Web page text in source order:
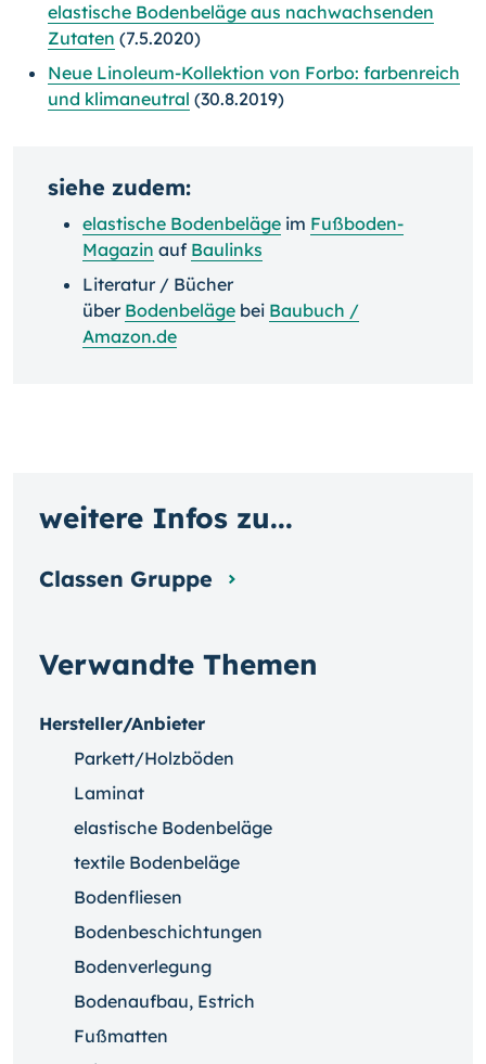
elastische Bodenbeläge aus nachwachsenden
Zutaten (7.5.2020)
Neue Linoleum-Kollektion von Forbo: farbenreich
und klimaneutral (30.8.2019)
siehe zudem:
elastische Bodenbeläge im Fußboden-
Magazin auf Baulinks
Literatur / Bücher
über Bodenbeläge bei Baubuch /
Amazon.de
Verwandte Themen
Hersteller/Anbieter
Parkett/Holzböden
Laminat
elastische Bodenbeläge
textile Bodenbeläge
Bodenfliesen
Bodenbeschichtungen
Bodenverlegung
Bodenaufbau, Estrich
Fußmatten
weitere Infos zu...
Classen Gruppe